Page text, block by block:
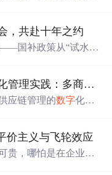
，实现优选商品供应
赢。《数字 人选优品
生态》
IP+超级门店”及孵化
续拓展，2024年毛利
，共赴十年之约
国补政策从“试水”
将在原有基础上继续
理，确保交付效率的
局东南亚、欧洲等国
安全升级，实现从“门
。
管理实践：多商家AI
应链管理的数字化转
存货管理效率，缩短
名创优品如何运用该
价主义与飞轮效应
贵，哪怕是在企业战